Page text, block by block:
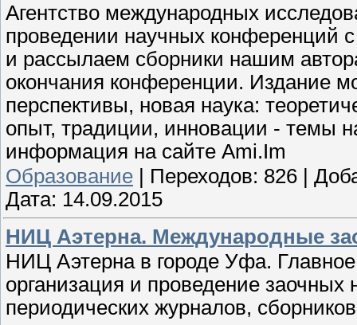
Агентство международных
проведении научных конференций
и рассылаем сборники нашим
окончания конференции. Издание
перспективы, новая наука:
опыт, традиции, инновации - темы
информация на сайте Ami.Im
Образование | Переходов: 826 |
Дата: 14.09.2015
НИЦ Аэтерна. Международные
НИЦ Аэтерна в городе Уфа.
организация и проведение
периодических журналов,